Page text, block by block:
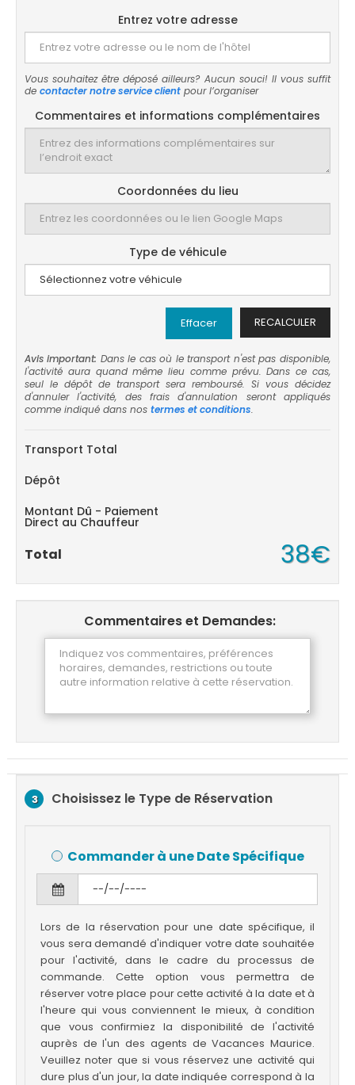
Entrez votre adresse
Vous souhaitez être déposé ailleurs? Aucun souci! Il vous suffit
de contacter notre service client pour l’organiser
Commentaires et informations complémentaires
Coordonnées du lieu
Type de véhicule
RECALCULER
Effacer
Avis important: Dans le cas où le transport n'est pas disponible,
l'activité aura quand même lieu comme prévu. Dans ce cas,
seul le dépôt de transport sera remboursé. Si vous décidez
d'annuler l'activité, des frais d'annulation seront appliqués
comme indiqué dans nos termes et conditions.
Transport Total
Dépôt
Montant Dû - Paiement
Direct au Chauffeur
Total 38€
Commentaires et Demandes:
3 Choisissez le Type de Réservation
Commander à une Date Spécifique
Lors de la réservation pour une date spécifique, il
vous sera demandé d'indiquer votre date souhaitée
pour l'activité, dans le cadre du processus de
commande. Cette option vous permettra de
réserver votre place pour cette activité à la date et à
l'heure qui vous conviennent le mieux, à condition
que vous confirmiez la disponibilité de l'activité
auprès de l'un des agents de Vacances Maurice.
Veuillez noter que si vous réservez une activité qui
dure plus d'un jour, la date indiquée correspond à la